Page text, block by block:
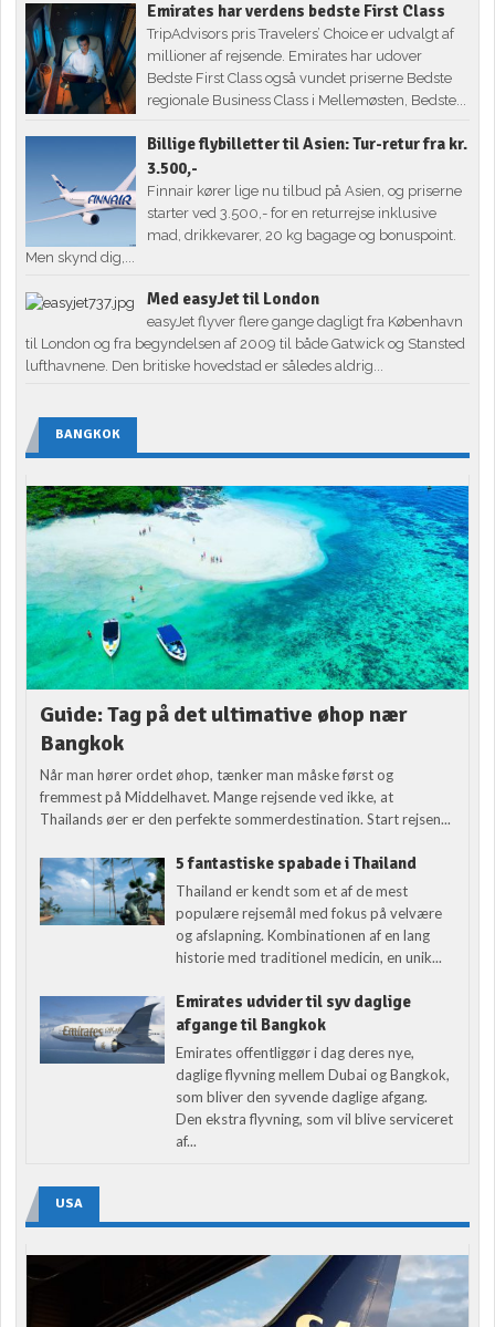
Emirates har verdens bedste First Class
TripAdvisors pris Travelers’ Choice er udvalgt af
millioner af rejsende. Emirates har udover
Bedste First Class også vundet priserne Bedste
regionale Business Class i Mellemøsten, Bedste...
Billige flybilletter til Asien: Tur-retur fra kr.
3.500,-
Finnair kører lige nu tilbud på Asien, og priserne
starter ved 3.500,- for en returrejse inklusive
mad, drikkevarer, 20 kg bagage og bonuspoint.
Men skynd dig,...
Med easyJet til London
easyJet flyver flere gange dagligt fra København
til London og fra begyndelsen af 2009 til både Gatwick og Stansted
lufthavnene. Den britiske hovedstad er således aldrig...
BANGKOK
Guide: Tag på det ultimative øhop nær
Bangkok
Når man hører ordet øhop, tænker man måske først og
fremmest på Middelhavet. Mange rejsende ved ikke, at
Thailands øer er den perfekte sommerdestination. Start rejsen...
5 fantastiske spabade i Thailand
Thailand er kendt som et af de mest
populære rejsemål med fokus på velvære
og afslapning. Kombinationen af en lang
historie med traditionel medicin, en unik...
Emirates udvider til syv daglige
afgange til Bangkok
Emirates offentliggør i dag deres nye,
daglige flyvning mellem Dubai og Bangkok,
som bliver den syvende daglige afgang.
Den ekstra flyvning, som vil blive serviceret
af...
USA